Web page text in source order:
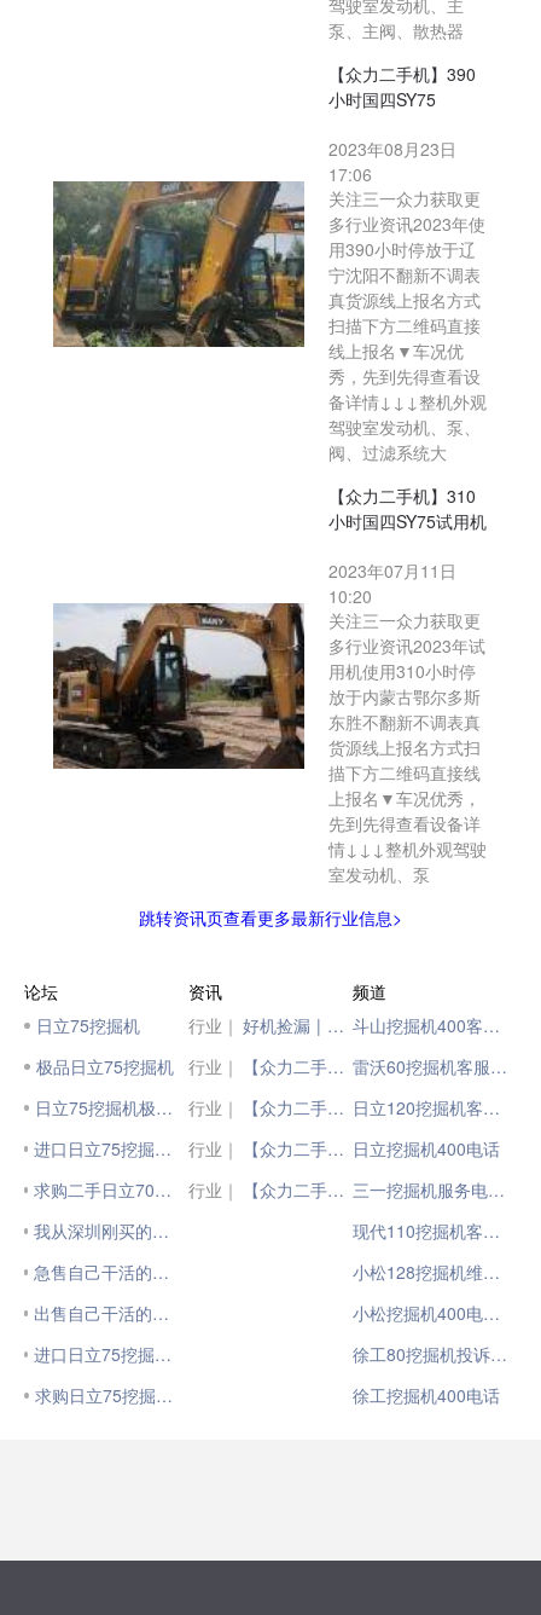
驾驶室发动机、主
泵、主阀、散热器
【众力二手机】390
小时国四SY75
2023年08月23日
17:06
关注三一众力获取更
多行业资讯2023年使
用390小时停放于辽
宁沈阳不翻新不调表
真货源线上报名方式
扫描下方二维码直接
线上报名▼车况优
秀，先到先得查看设
备详情↓↓↓整机外观
驾驶室发动机、泵、
阀、过滤系统大
【众力二手机】310
小时国四SY75试用机
2023年07月11日
10:20
关注三一众力获取更
多行业资讯2023年试
用机使用310小时停
放于内蒙古鄂尔多斯
东胜不翻新不调表真
货源线上报名方式扫
描下方二维码直接线
上报名▼车况优秀，
先到先得查看设备详
情↓↓↓整机外观驾驶
室发动机、泵
跳转资讯页查看更多最新行业信息>
论坛
日立75挖掘机
极品日立75挖掘机
日立75挖掘机极品小车
进口日立75挖掘机低价急售
求购二手日立70，75挖掘机
我从深圳刚买的日立75挖掘机
急售自己干活的日立75挖掘机
出售自己干活的日立75挖掘机
进口日立75挖掘机有没有行走开关
求购日立75挖掘机燃油箱
资讯
行业｜
好机捡漏 | 抢二手好机，上柳工二手汇！
行业｜
【众力二手机】117小时国四SY75
行业｜
【众力二手机】901小时国四SY75
行业｜
【众力二手机】390小时国四SY75
行业｜
【众力二手机】310小时国四SY75试用机
频道
斗山挖掘机400客服电话
雷沃60挖掘机客服电话
日立120挖掘机客服电话
日立挖掘机400电话
三一挖掘机服务电话400
现代110挖掘机客服电话
小松128挖掘机维修电话
小松挖掘机400电话号码
徐工80挖掘机投诉电话
徐工挖掘机400电话